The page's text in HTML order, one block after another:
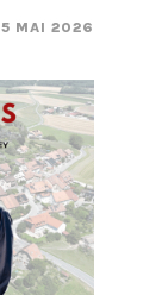
5 MAI 2026